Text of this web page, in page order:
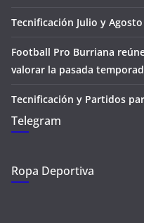
Tecnificación Julio y
Football Pro Burriana
valorar la pasada
Tecnificación y Partidos
Telegram
Ropa Deportiva